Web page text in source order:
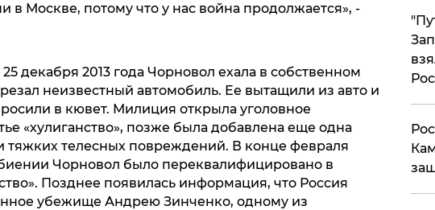
в Москве, потому что у нас война продолжается», -
декабря 2013 года Чорновол ехала в собственном
неизвестный автомобиль. Ее вытащили из авто и
в кювет. Милиция открыла уголовное
«хулиганство», позже была добавлена еще одна
тяжких телесных повреждений. В конце февраля
Чорновол было переквалифицировано в
Позднее появилась информация, что Россия
убежище Андрею Зинченко, одному из